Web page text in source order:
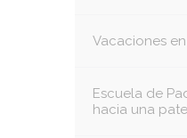
Vacaciones
Escuela de
hacia una